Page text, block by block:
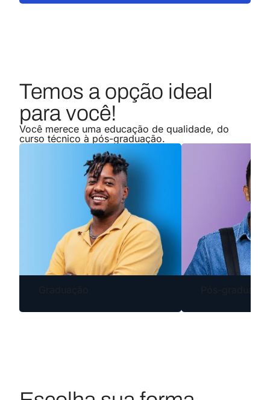
Graduação
Marketing
Conheça o curso
Graduação
Jornalismo
Conheça o curso
Graduação
Publicidade e Propaganda
Conheça o curso
Graduação
Graduação
Temos a opção ideal
para você!
Você merece uma educação de qualidade, do
curso técnico à pós-graduação.